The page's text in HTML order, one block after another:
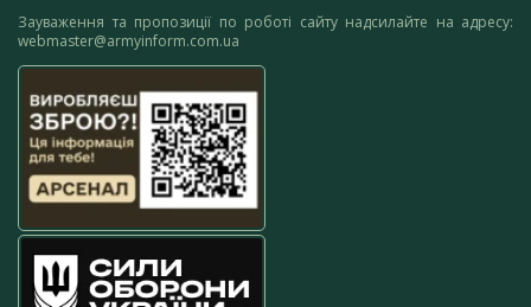
Зауваження та пропозиції по роботі сайту надсилайте на адресу:
webmaster@armyinform.com.ua